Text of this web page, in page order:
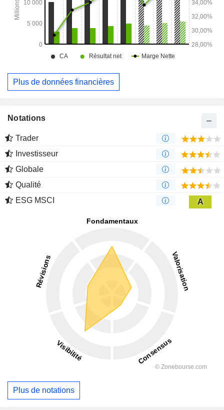
transport de gaz naturel et de liquides de gaz naturel.
Plus de données financières
Notations
Trader
Investisseur
Globale
Qualité
ESG MSCI
A
Plus de notations